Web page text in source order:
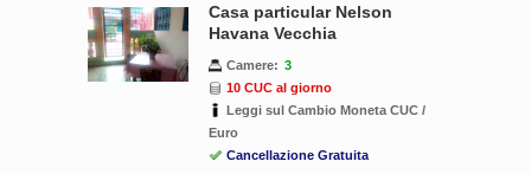
Casa particular Nelson
Havana Vecchia
Camere: 3
10 CUC al giorno
Leggi sul Cambio Moneta CUC /
Euro
Cancellazione Gratuita